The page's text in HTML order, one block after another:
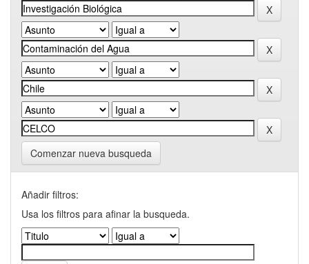
Comenzar nueva busqueda
Añadir filtros:
Usa los filtros para afinar la busqueda.